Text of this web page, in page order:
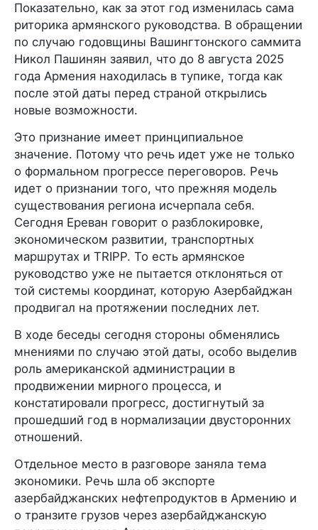
Показательно, как за этот год изменилась сама
риторика армянского руководства. В обращении
по случаю годовщины Вашингтонского саммита
Никол Пашинян заявил, что до 8 августа 2025
года Армения находилась в тупике, тогда как
после этой даты перед страной открылись
новые возможности.
Это признание имеет принципиальное
значение. Потому что речь идет уже не только
о формальном прогрессе переговоров. Речь
идет о признании того, что прежняя модель
существования региона исчерпала себя.
Сегодня Ереван говорит о разблокировке,
экономическом развитии, транспортных
маршрутах и TRIPP. То есть армянское
руководство уже не пытается отклоняться от
той системы координат, которую Азербайджан
продвигал на протяжении последних лет.
В ходе беседы сегодня стороны обменялись
мнениями по случаю этой даты, особо выделив
роль американской администрации в
продвижении мирного процесса, и
констатировали прогресс, достигнутый за
прошедший год в нормализации двусторонних
отношений.
Отдельное место в разговоре заняла тема
экономики. Речь шла об экспорте
азербайджанских нефтепродуктов в Армению и
о транзите грузов через азербайджанскую